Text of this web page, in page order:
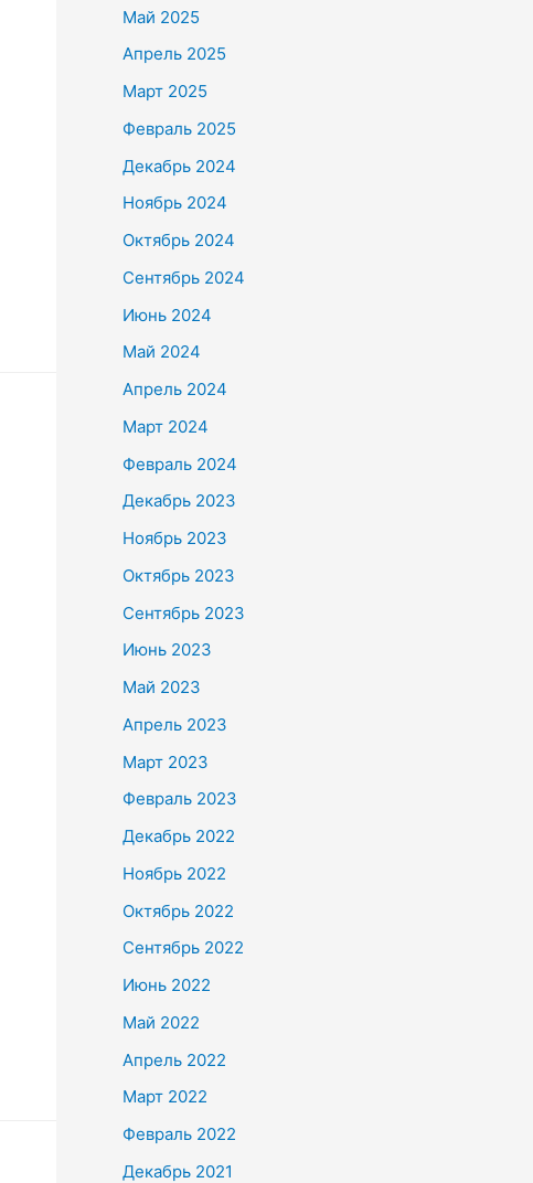
Май 2025
Апрель 2025
Март 2025
Февраль 2025
Декабрь 2024
Ноябрь 2024
Октябрь 2024
Сентябрь 2024
Июнь 2024
Май 2024
Апрель 2024
Март 2024
Февраль 2024
Декабрь 2023
Ноябрь 2023
Октябрь 2023
Сентябрь 2023
Июнь 2023
Май 2023
Апрель 2023
Март 2023
Февраль 2023
Декабрь 2022
Ноябрь 2022
Октябрь 2022
Сентябрь 2022
Июнь 2022
Май 2022
Апрель 2022
Март 2022
Февраль 2022
Декабрь 2021